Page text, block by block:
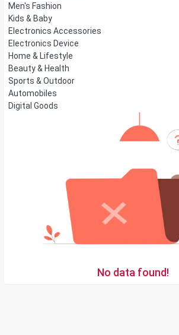
Men's Fashion
Kids & Baby
Electronics Accessories
Electronics Device
Home & Lifestyle
Beauty & Health
Sports & Outdoor
Automobiles
Digital Goods
No data found!